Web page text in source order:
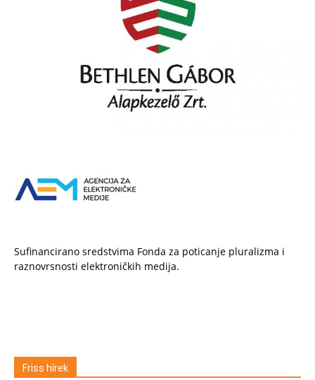
Sufinancirano sredstvima Fonda za poticanje pluralizma i
raznovrsnosti elektroničkih medija.
Friss hírek